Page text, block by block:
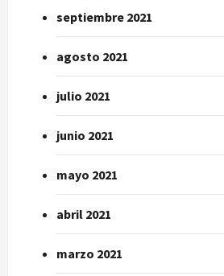
septiembre 2021
agosto 2021
julio 2021
junio 2021
mayo 2021
abril 2021
marzo 2021